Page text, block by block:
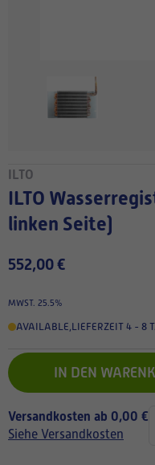
ILTO
ILTO Wasserregister R-Modell (auf der
linken Seite)
552,00 €
MWST. 25.5%
AVAILABLE LIEFERZEIT 4 - 8
IN DEN
Versandkosten ab 0,00 €
Siehe Versandkosten